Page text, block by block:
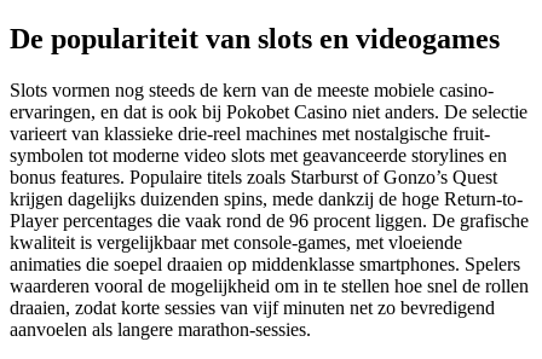
De populariteit van slots en videogames
Slots vormen nog steeds de kern van de meeste mobiele casino-
ervaringen, en dat is ook bij Pokobet Casino niet anders. De selectie
varieert van klassieke drie-reel machines met nostalgische fruit-
symbolen tot moderne video slots met geavanceerde storylines en
bonus features. Populaire titels zoals Starburst of Gonzo’s Quest
krijgen dagelijks duizenden spins, mede dankzij de hoge Return-to-
Player percentages die vaak rond de 96 procent liggen. De grafische
kwaliteit is vergelijkbaar met console-games, met vloeiende
animaties die soepel draaien op middenklasse smartphones. Spelers
waarderen vooral de mogelijkheid om in te stellen hoe snel de rollen
draaien, zodat korte sessies van vijf minuten net zo bevredigend
aanvoelen als langere marathon-sessies.